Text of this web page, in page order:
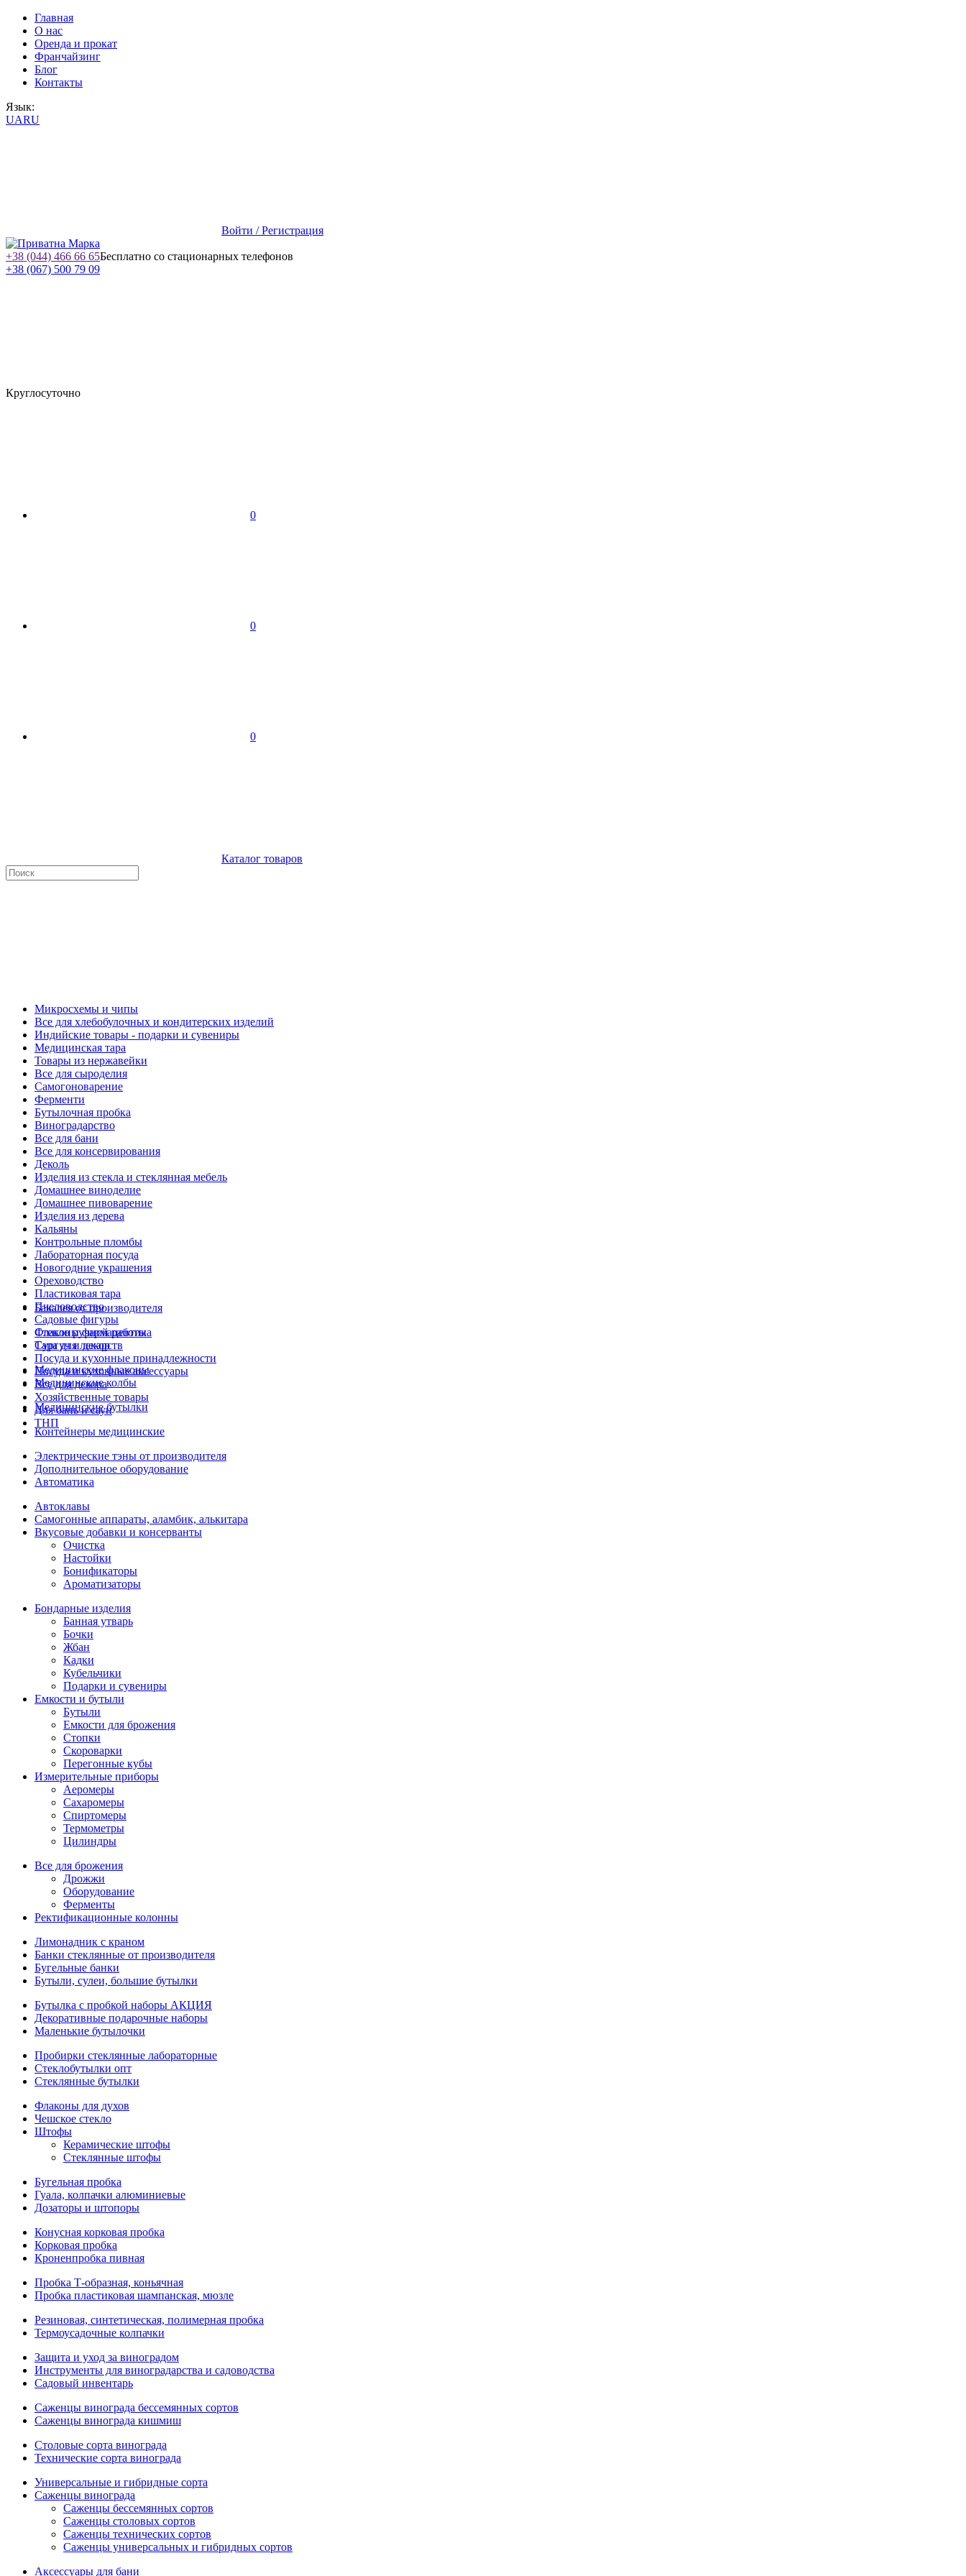
Главная
О нас
Оренда и прокат
Франчайзинг
Блог
Контакты
Язык:
UARU
Войти / Регистрация
+38 (044) 466 66 65Бесплатно со стационарных телефонов
+38 (067) 500 79 09
Круглосуточно
0
0
0
Каталог товаров
Микросхемы и чипы
Все для хлебобулочных и кондитерских изделий
Индийские товары - подарки и сувениры
Медицинская тара
Товары из нержавейки
Все для сыроделия
Самогоноварение
Ферменти
Бутылочная пробка
Виноградарство
Все для бани
Все для консервирования
Деколь
Изделия из стекла и стеклянная мебель
Домашнее виноделие
Домашнее пивоварение
Изделия из дерева
Кальяны
Контрольные пломбы
Лабораторная посуда
Новогодние украшения
Ореховодство
Пластиковая тара
Пчеловодство
Садовые фигуры
Стекло ручной работы
Сургуч и декор
Посуда и кухонные принадлежности
Посуда и кухонные аксессуары
Все для декора
Хозяйственные товары
Для бань и саун
ТНП
Бакалея от производителя
Флаконы фармацевтика
Тара для лекарств
Медицинские флаконы
Медицинские колбы
Медицинские бутылки
Контейнеры медицинские
Электрические тэны от производителя
Дополнительное оборудование
Автоматика
Автоклавы
Самогонные аппараты, аламбик, алькитара
Вкусовые добавки и консерванты
Очистка
Настойки
Бонификаторы
Ароматизаторы
Бондарные изделия
Банная утварь
Бочки
Жбан
Кадки
Кубельчики
Подарки и сувениры
Емкости и бутыли
Бутыли
Емкости для брожения
Стопки
Скороварки
Перегонные кубы
Измерительные приборы
Аеромеры
Сахаромеры
Спиртомеры
Термометры
Цилиндры
Все для брожения
Дрожжи
Оборудование
Ферменты
Ректификационные колонны
Лимонадник с краном
Банки стеклянные от производителя
Бугельные банки
Бутыли, сулеи, большие бутылки
Бутылка с пробкой наборы АКЦИЯ
Декоративные подарочные наборы
Маленькие бутылочки
Пробирки стеклянные лабораторные
Стеклобутылки опт
Стеклянные бутылки
Флаконы для духов
Чешское стекло
Штофы
Керамические штофы
Стеклянные штофы
Бугельная пробка
Гуала, колпачки алюминиевые
Дозаторы и штопоры
Конусная корковая пробка
Корковая пробка
Кроненпробка пивная
Пробка Т-образная, коньячная
Пробка пластиковая шампанская, мюзле
Резиновая, синтетическая, полимерная пробка
Термоусадочные колпачки
Защита и уход за виноградом
Инструменты для виноградарства и садоводства
Садовый инвентарь
Саженцы винограда бессемянных сортов
Саженцы винограда кишмиш
Столовые сорта винограда
Технические сорта винограда
Универсальные и гибридные сорта
Саженцы винограда
Саженцы бессемянных сортов
Саженцы столовых сортов
Саженцы технических сортов
Саженцы универсальных и гибридных сортов
Аксессуары для бани